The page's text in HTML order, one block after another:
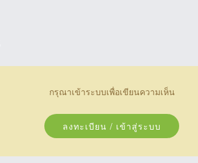
กรุณาเข้าระบบเพื่อเขียนความเห็น
ลงทะเบียน / เข้าสู่ระบบ